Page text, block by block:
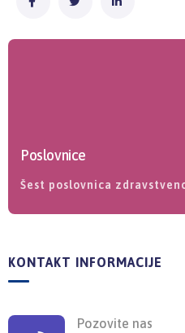
Poslovnice
Šest poslovnica
KONTAKT INFORMACIJE
Pozovite nas